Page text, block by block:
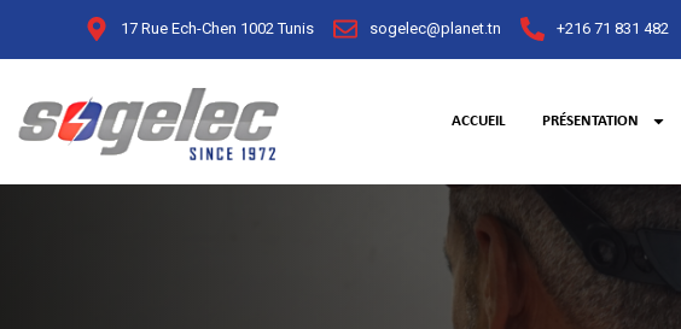
17 Rue Ech-Chen 1002 Tunis sogelec@planet.tn +216 71 831 482
ACCUEIL PRÉSENTATION